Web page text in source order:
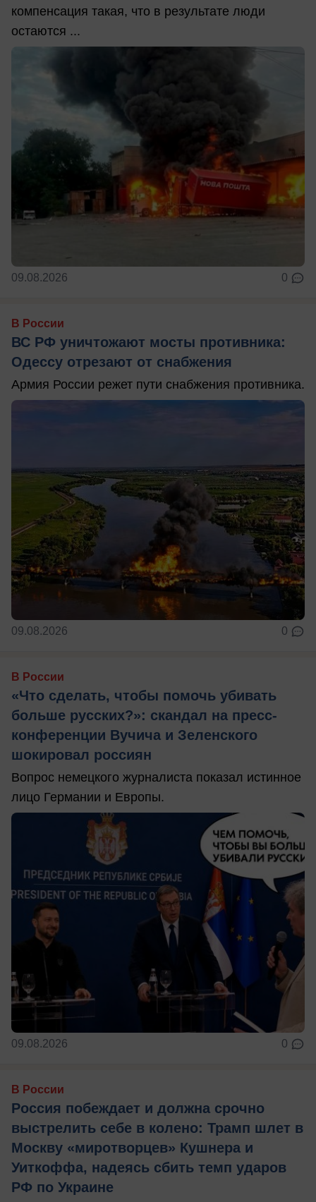
компенсация такая, что в результате люди
остаются ...
09.08.2026 0
В России
ВС РФ уничтожают мосты противника:
Одессу отрезают от снабжения
Армия России режет пути снабжения противника.
09.08.2026 0
В России
«Что сделать, чтобы помочь убивать
больше русских?»: скандал на пресс-
конференции Вучича и Зеленского
шокировал россиян
Вопрос немецкого журналиста показал истинное
лицо Германии и Европы.
09.08.2026 0
В России
Россия побеждает и должна срочно
выстрелить себе в колено: Трамп шлет в
Москву «миротворцев» Кушнера и
Уиткоффа, надеясь сбить темп ударов
РФ по Украине